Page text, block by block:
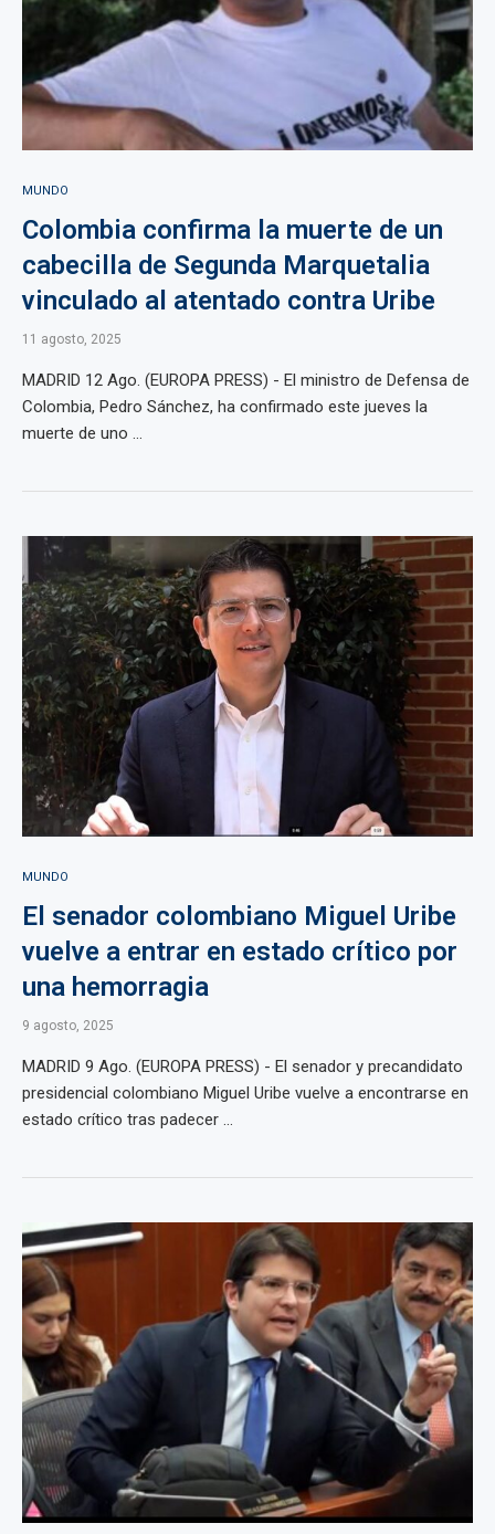
MUNDO
Colombia confirma la muerte de un
cabecilla de Segunda Marquetalia
vinculado al atentado contra Uribe
11 agosto, 2025
MADRID 12 Ago. (EUROPA PRESS) - El ministro de Defensa de
Colombia, Pedro Sánchez, ha confirmado este jueves la
muerte de uno ...
MUNDO
El senador colombiano Miguel Uribe
vuelve a entrar en estado crítico por
una hemorragia
9 agosto, 2025
MADRID 9 Ago. (EUROPA PRESS) - El senador y precandidato
presidencial colombiano Miguel Uribe vuelve a encontrarse en
estado crítico tras padecer ...